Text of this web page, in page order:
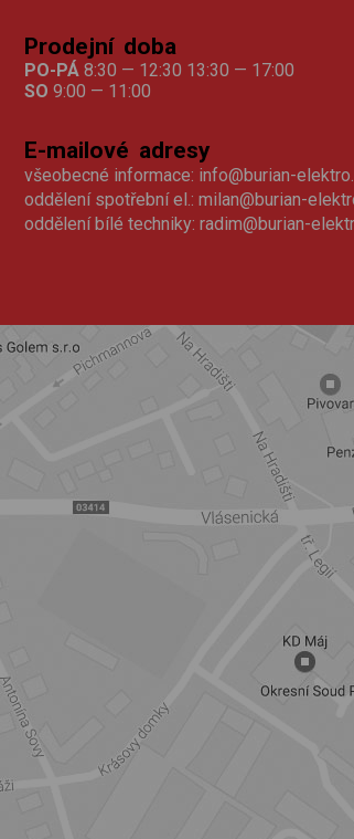
Prodejní doba
PO-PÁ 8:30 — 12:30 13:30 — 17:00
SO 9:00 — 11:00
E-mailové adresy
všeobecné informace: info@burian-
oddělení spotřební el.: milan@burian-
oddělení bílé techniky: radim@burian-